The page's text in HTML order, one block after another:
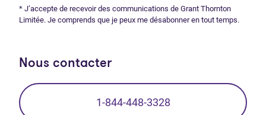
* J’accepte de recevoir des communications de Grant Thornton
Limitée. Je comprends que je peux me désabonner en tout temps.
Nous contacter
1-844-448-3328